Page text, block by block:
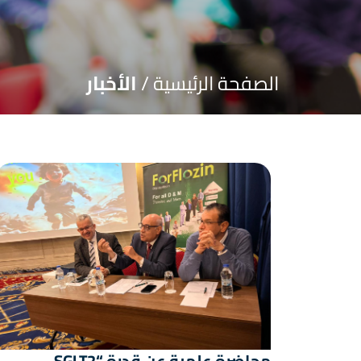
الصفحة الرئيسية /الأخبار